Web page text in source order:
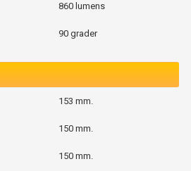
860 lumens
90 grader
153 mm.
150 mm.
150 mm.